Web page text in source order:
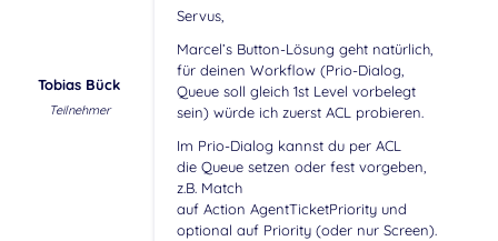
Tobias Bück
Teilnehmer
Servus,
Marcel’s Button-Lösung geht natürlich,
für deinen Workflow (Prio-Dialog,
Queue soll gleich 1st Level vorbelegt
sein) würde ich zuerst ACL probieren.
Im Prio-Dialog kannst du per ACL
die Queue setzen oder fest vorgeben,
z.B. Match
auf Action AgentTicketPriority und
optional auf Priority (oder nur Screen).